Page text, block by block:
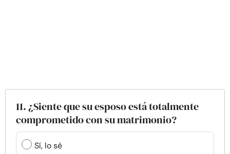
11. ¿Siente que su esposo está totalmente
comprometido con su matrimonio?
Sí, lo sé